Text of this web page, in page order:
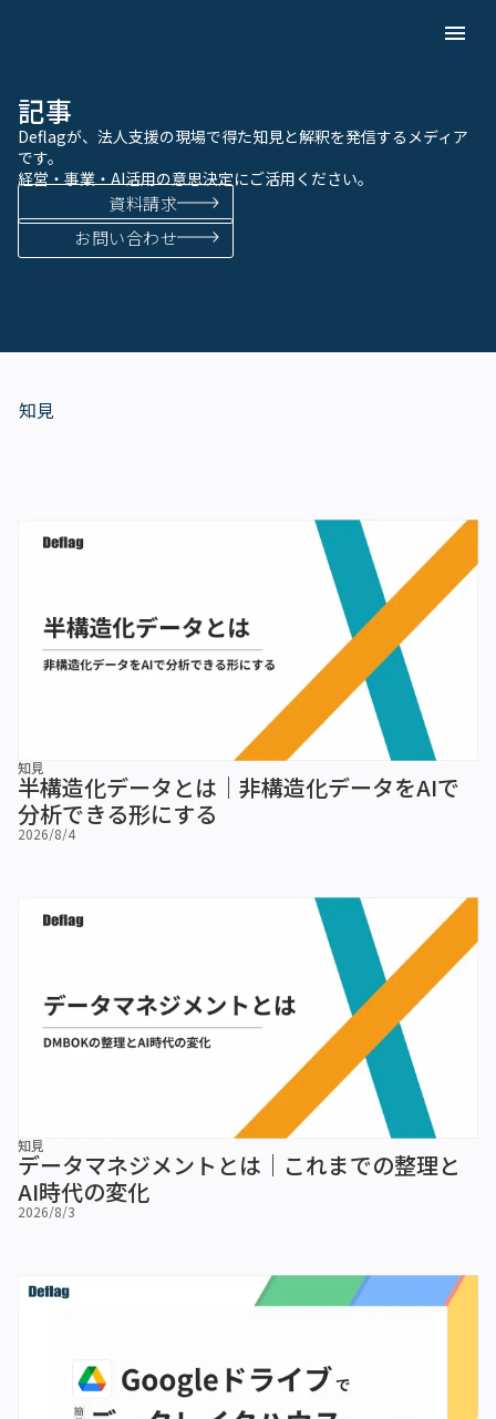
menu
記事
Deflagが、法人支援の現場で得た知見と解釈を発信するメディア
です。
経営・事業・AI活用の意思決定にご活用ください。
資料請求
お問い合わせ
知見
知見
半構造化データとは｜非構造化データをAIで
分析できる形にする
2026/8/4
知見
データマネジメントとは｜これまでの整理と
AI時代の変化
2026/8/3